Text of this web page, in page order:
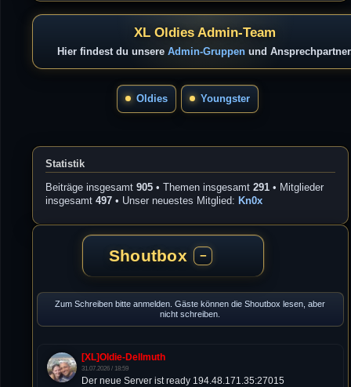
XL Oldies Admin-Team
Hier findest du unsere Admin-Gruppenund
Oldies Youngster
Statistik
Beiträge insgesamt905 • Themen insgesamt291 • Mitglieder
insgesamt497 • Unser neuestes Mitglied: Kn0x
Shoutbox −
Zum Schreiben bitte anmelden. Gäste können die Shoutbox lesen, aber
nicht schreiben.
[XL]Oldie-Dellmuth
31.07.2026 / 18:59
Der neue Server ist ready 194.48.171.35:27015